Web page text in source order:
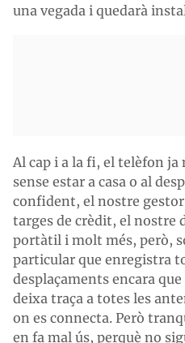
una vegada i quedarà
Al cap i a la fi, el telèfon ja
sense estar a casa o al
confident, el nostre
targes de crèdit, el nostre
portàtil i molt més, però,
particular que enregistra
desplaçaments encara
deixa traça a totes les
on es connecta. Però
en fa mal ús, perquè no